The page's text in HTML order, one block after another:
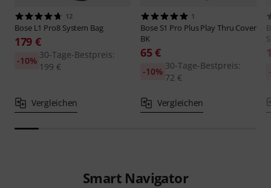
12
Bose L1 Pro8 System Bag
179 €
30-Tage-Bestpreis:
199 €
-10%
Vergleichen
1
Bose S1 Pro Plus Play Thru Cover
BK
65 €
30-Tage-Bestpreis:
72 €
-10%
Vergleichen
Smart Navigator